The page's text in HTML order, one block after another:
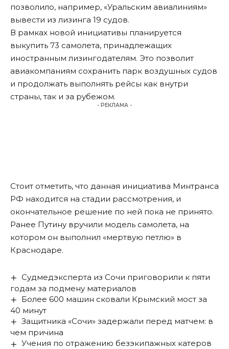
позволило, например, «Уральским авиалиниям»
вывести из лизинга 19 судов.
В рамках новой инициативы планируется
выкупить 73 самолета, принадлежащих
иностранным лизингодателям. Это позволит
авиакомпаниям сохранить парк воздушных судов
и продолжать выполнять рейсы как внутри
страны, так и за рубежом.
- РЕКЛАМА -
Стоит отметить, что данная инициатива Минтранса
РФ находится на стадии рассмотрения, и
окончательное решение по ней пока не принято.
Ранее Путину вручили модель самолета, на
котором он выполнил «мертвую петлю» в
Краснодаре.
Судмедэксперта из Сочи приговорили к пяти
годам за подмену материалов
Более 600 машин сковали Крымский мост за
40 минут
Защитника «Сочи» задержали перед матчем: в
чем причина
Учения по отражению безэкипажных катеров